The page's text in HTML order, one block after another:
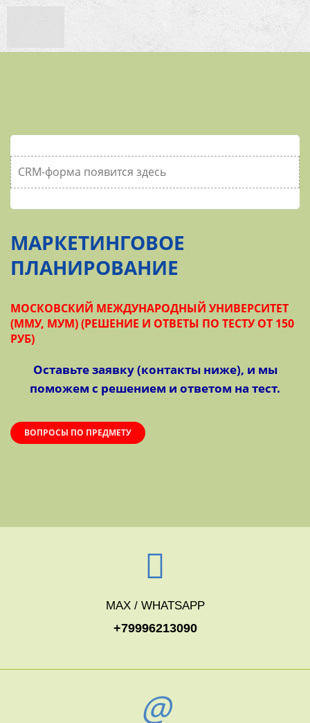
CRM-форма появится здесь
МАРКЕТИНГОВОЕ
ПЛАНИРОВАНИЕ
МОСКОВСКИЙ МЕЖДУНАРОДНЫЙ УНИВЕРСИТЕТ
(ММУ, МУМ) (РЕШЕНИЕ И ОТВЕТЫ ПО ТЕСТУ ОТ 150
РУБ)
Оставьте заявку (контакты ниже), и мы
поможем с решением и ответом на тест.
ВОПРОСЫ ПО ПРЕДМЕТУ
MAX / WHATSAPP
+79996213090